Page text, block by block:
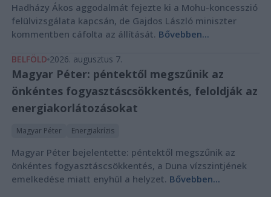
Hadházy Ákos aggodalmát fejezte ki a Mohu-koncesszió
felülvizsgálata kapcsán, de Gajdos László miniszter
kommentben cáfolta az állítását. Bővebben...
BELFÖLD 2026. augusztus 7.
Magyar Péter: péntektől megszűnik az
önkéntes fogyasztáscsökkentés, feloldják az
energiakorlátozásokat
Magyar Péter Energiakrízis
Magyar Péter bejelentette: péntektől megszűnik az
önkéntes fogyasztáscsökkentés, a Duna vízszintjének
emelkedése miatt enyhül a helyzet. Bővebben...